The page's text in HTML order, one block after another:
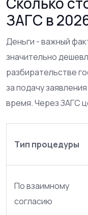
ЗАГС в
Деньги - важный
значительно
разбирательстве
за подачу
время. Через ЗАГС
Тип процедуры
По взаимному
согласию